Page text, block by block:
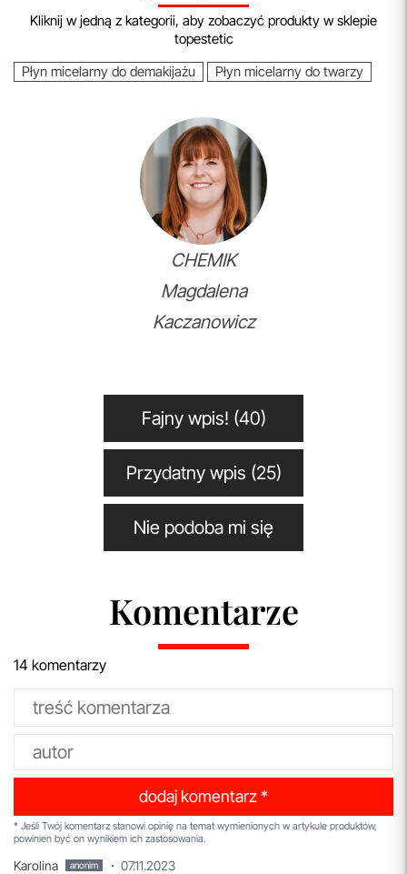
Kliknij w jedną z kategorii, aby zobaczyć produkty w sklepie
topestetic
Płyn micelarny do demakijażu
Płyn micelarny do twarzy
CHEMIK
Magdalena
Kaczanowicz
Fajny wpis! (40)
Przydatny wpis (25)
Nie podoba mi się
Komentarze
14 komentarzy
dodaj komentarz *
* Jeśli Twój komentarz stanowi opinię na temat wymienionych w artykule produktów,
powinien być on wynikiem ich zastosowania.
Karolina anonim 07.11.2023